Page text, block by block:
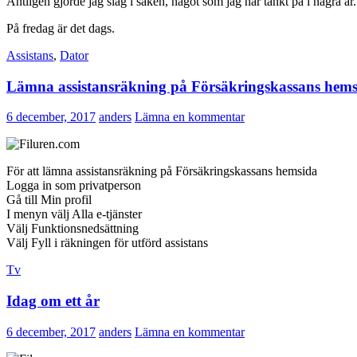
På fredag är det dags.
Assistans, Dator
Lämna assistansräkning på Försäkringskassans
6 december, 2017 anders Lämna en kommentar
För att lämna assistansräkning på Försäkringskassans hemsida
Logga in som privatperson
Gå till Min profil
I menyn välj Alla e-tjänster
Välj Funktionsnedsättning
Välj Fyll i räkningen för utförd assistans
Tv
Idag om ett år
6 december, 2017 anders Lämna en kommentar